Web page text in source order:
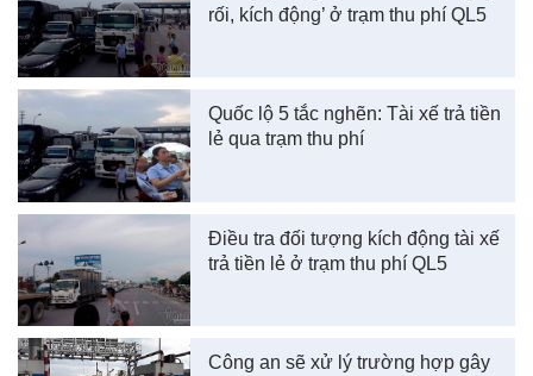
rối, kích động’ ở trạm thu phí QL5
Quốc lộ 5 tắc nghẽn: Tài xế trả tiền
lẻ qua trạm thu phí
Điều tra đối tượng kích động tài xế
trả tiền lẻ ở trạm thu phí QL5
Công an sẽ xử lý trường hợp gây